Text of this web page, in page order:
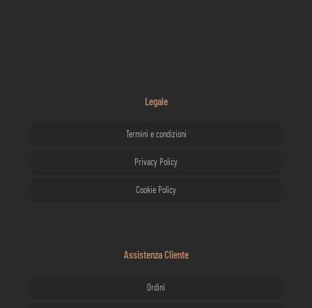
Legale
Termini e condizioni
Privacy Policy
Cookie Policy
Assistenza Cliente
Ordini